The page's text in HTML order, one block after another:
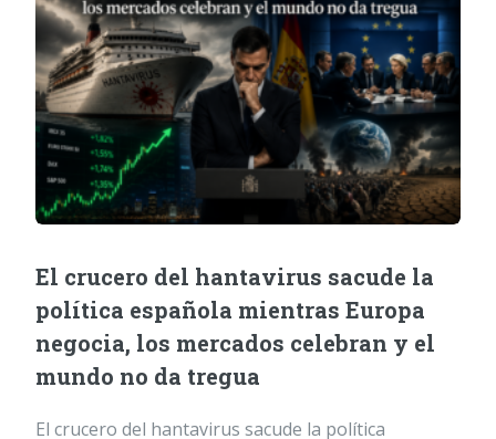
El crucero del hantavirus sacude la
política española mientras Europa
negocia, los mercados celebran y el
mundo no da tregua
El crucero del hantavirus sacude la política